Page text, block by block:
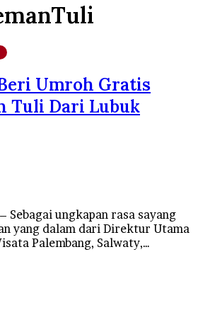
Umroh Gratis
Tuli Dari Lubuk
Sebagai ungkapan rasa sayang
yang dalam dari Direktur Utama
Palembang, Salwaty,…